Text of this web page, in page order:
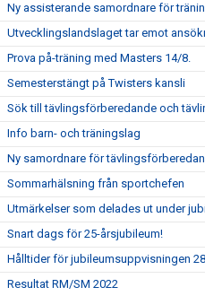
Ny assisterande samordnare för
Utvecklingslandslaget tar emot
Prova på-träning med Masters 14/8.
Semesterstängt på Twisters kansli
Sök till tävlingsförberedande och
Info barn- och träningslag
Ny samordnare för
Sommarhälsning från sportchefen
Utmärkelser som delades ut under
Snart dags för 25-årsjubileum!
Hålltider för jubileumsuppvisningen
Resultat RM/SM 2022